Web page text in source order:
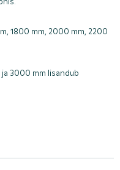
1800 mm, 2000 mm, 2200
3000 mm lisandub